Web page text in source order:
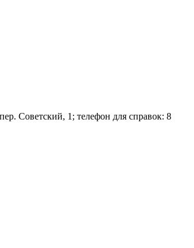
Советский, 1; телефон для справок: 8